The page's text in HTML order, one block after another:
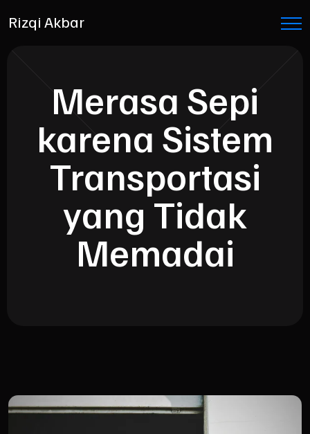
Rizqi Akbar
Merasa Sepi
karena Sistem
Transportasi
yang Tidak
Memadai